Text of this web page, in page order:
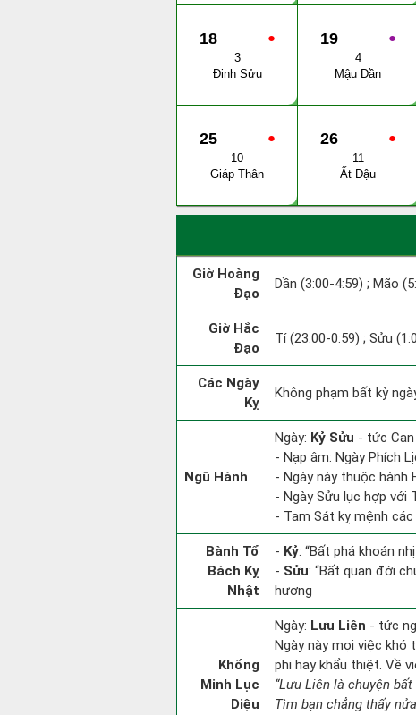
●
18
3
Đinh Sửu
●
19
4
Mậu Dần
●
25
10
Giáp Thân
●
26
11
Ất Dậu
Giờ Hoàng
Đạo
Dần (3:00-4:59) ; Mão
Giờ Hắc
Đạo
Tí (23:00-0:59) ; Sửu
Các Ngày
Kỵ
Không phạm bất kỳ
Ngũ Hành
Ngày: Kỷ Sửu - tức
- Nạp âm: Ngày Phích
- Ngày này thuộc hành
- Ngày Sửu lục hợp với
- Tam Sát kỵ mệnh
Bành Tổ
Bách Kỵ
Nhật
- Kỷ: “Bất phá khoán
- Sửu: “Bất quan đới
hương
Khổng
Minh Lục
Diệu
Ngày: Lưu Liên - tức
Ngày này mọi việc khó
phi hay khẩu thiệt. Về
“Lưu Liên là chuyện
Tìm bạn chẳng thấy